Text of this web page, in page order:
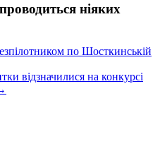
ніяких
по Шосткинській
відзначилися на конкурсі